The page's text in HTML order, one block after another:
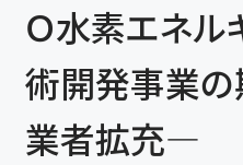
Ｏ水素エネル
術開発事業
業者拡充―